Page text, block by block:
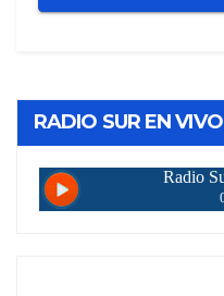
RADIO SUR EN VIVO